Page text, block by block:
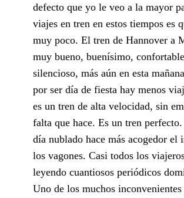
defecto que yo le veo a la mayor
viajes en tren en estos tiempos es
muy poco. El tren de Hannover a
muy bueno, buenísimo,
silencioso, más aún en esta
por ser día de fiesta hay menos
es un tren de alta velocidad, sin
falta que hace. Es un tren
día nublado hace más acogedor el
los vagones. Casi todos los
leyendo cuantiosos periódicos
Uno de los muchos inconvenientes